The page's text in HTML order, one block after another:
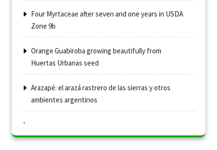
Four Myrtaceae after seven and one years in USDA
Zone 9b
Orange Guabiroba growing beautifully from
Huertas Urbanas seed
Arazapé: el arazá rastrero de las sierras y otros
ambientes argentinos